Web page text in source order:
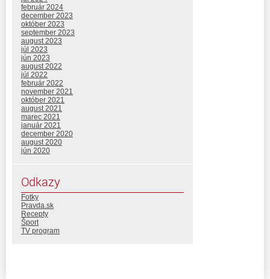
február 2024
december 2023
október 2023
september 2023
august 2023
júl 2023
jún 2023
august 2022
júl 2022
február 2022
november 2021
október 2021
august 2021
marec 2021
január 2021
december 2020
august 2020
jún 2020
Odkazy
Fotky
Pravda.sk
Recepty
Šport
TV program